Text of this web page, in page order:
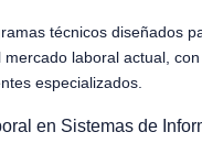
técnicos diseñados
mercado laboral actual,
especializados.